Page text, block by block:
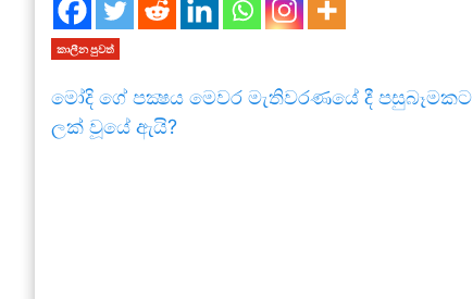
කාලීන පුවත්
මෝදි ගේ පක්‍ෂය මෙවර මැතිවරණයේ දී පසුබෑමකට
ලක් වූයේ ඇයි?